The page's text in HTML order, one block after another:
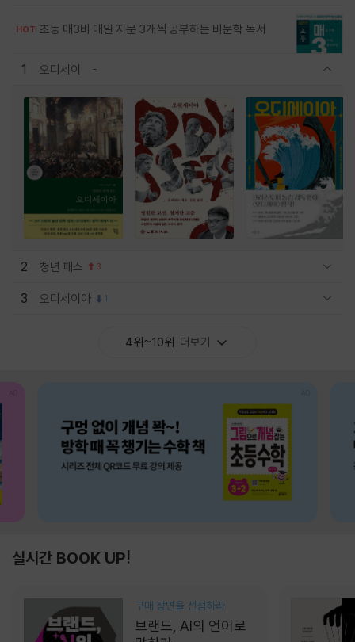
HOT 초등 매3비 매일 지문 3개씩 공부하는 비문학 독서
1 오디세이
2 청년 패스 3
3 오디세이아 1
4위~10위 더보기
실시간 BOOK UP!
구매 장면을 선점하라
브랜드, AI의 언어로